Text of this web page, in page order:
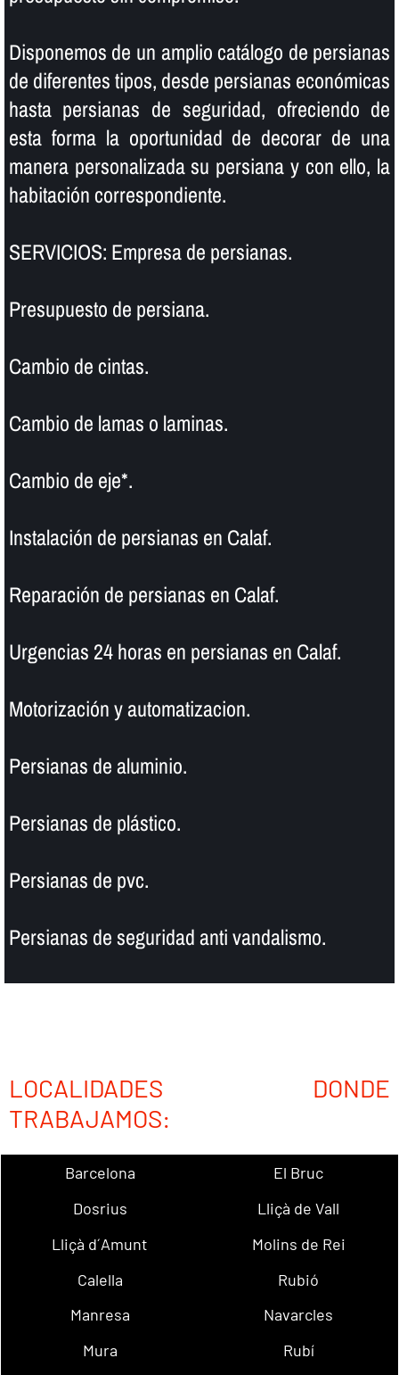
Disponemos de un amplio catálogo de persianas
de diferentes tipos, desde persianas económicas
hasta persianas de seguridad, ofreciendo de
esta forma la oportunidad de decorar de una
manera personalizada su persiana y con ello, la
habitación correspondiente.
SERVICIOS: Empresa de persianas.
Presupuesto de persiana.
Cambio de cintas.
Cambio de lamas o laminas.
Cambio de eje*.
Instalación de persianas en Calaf.
Reparación de persianas en Calaf.
Urgencias 24 horas en persianas en Calaf.
Motorización y automatizacion.
Persianas de aluminio.
Persianas de plástico.
Persianas de pvc.
Persianas de seguridad anti vandalismo.
LOCALIDADES DONDE
TRABAJAMOS:
Barcelona
El Bruc
Dosrius
Lliçà de Vall
Lliçà d´Amunt
Molins de Rei
Calella
Rubió
Manresa
Navarcles
Mura
Rubí